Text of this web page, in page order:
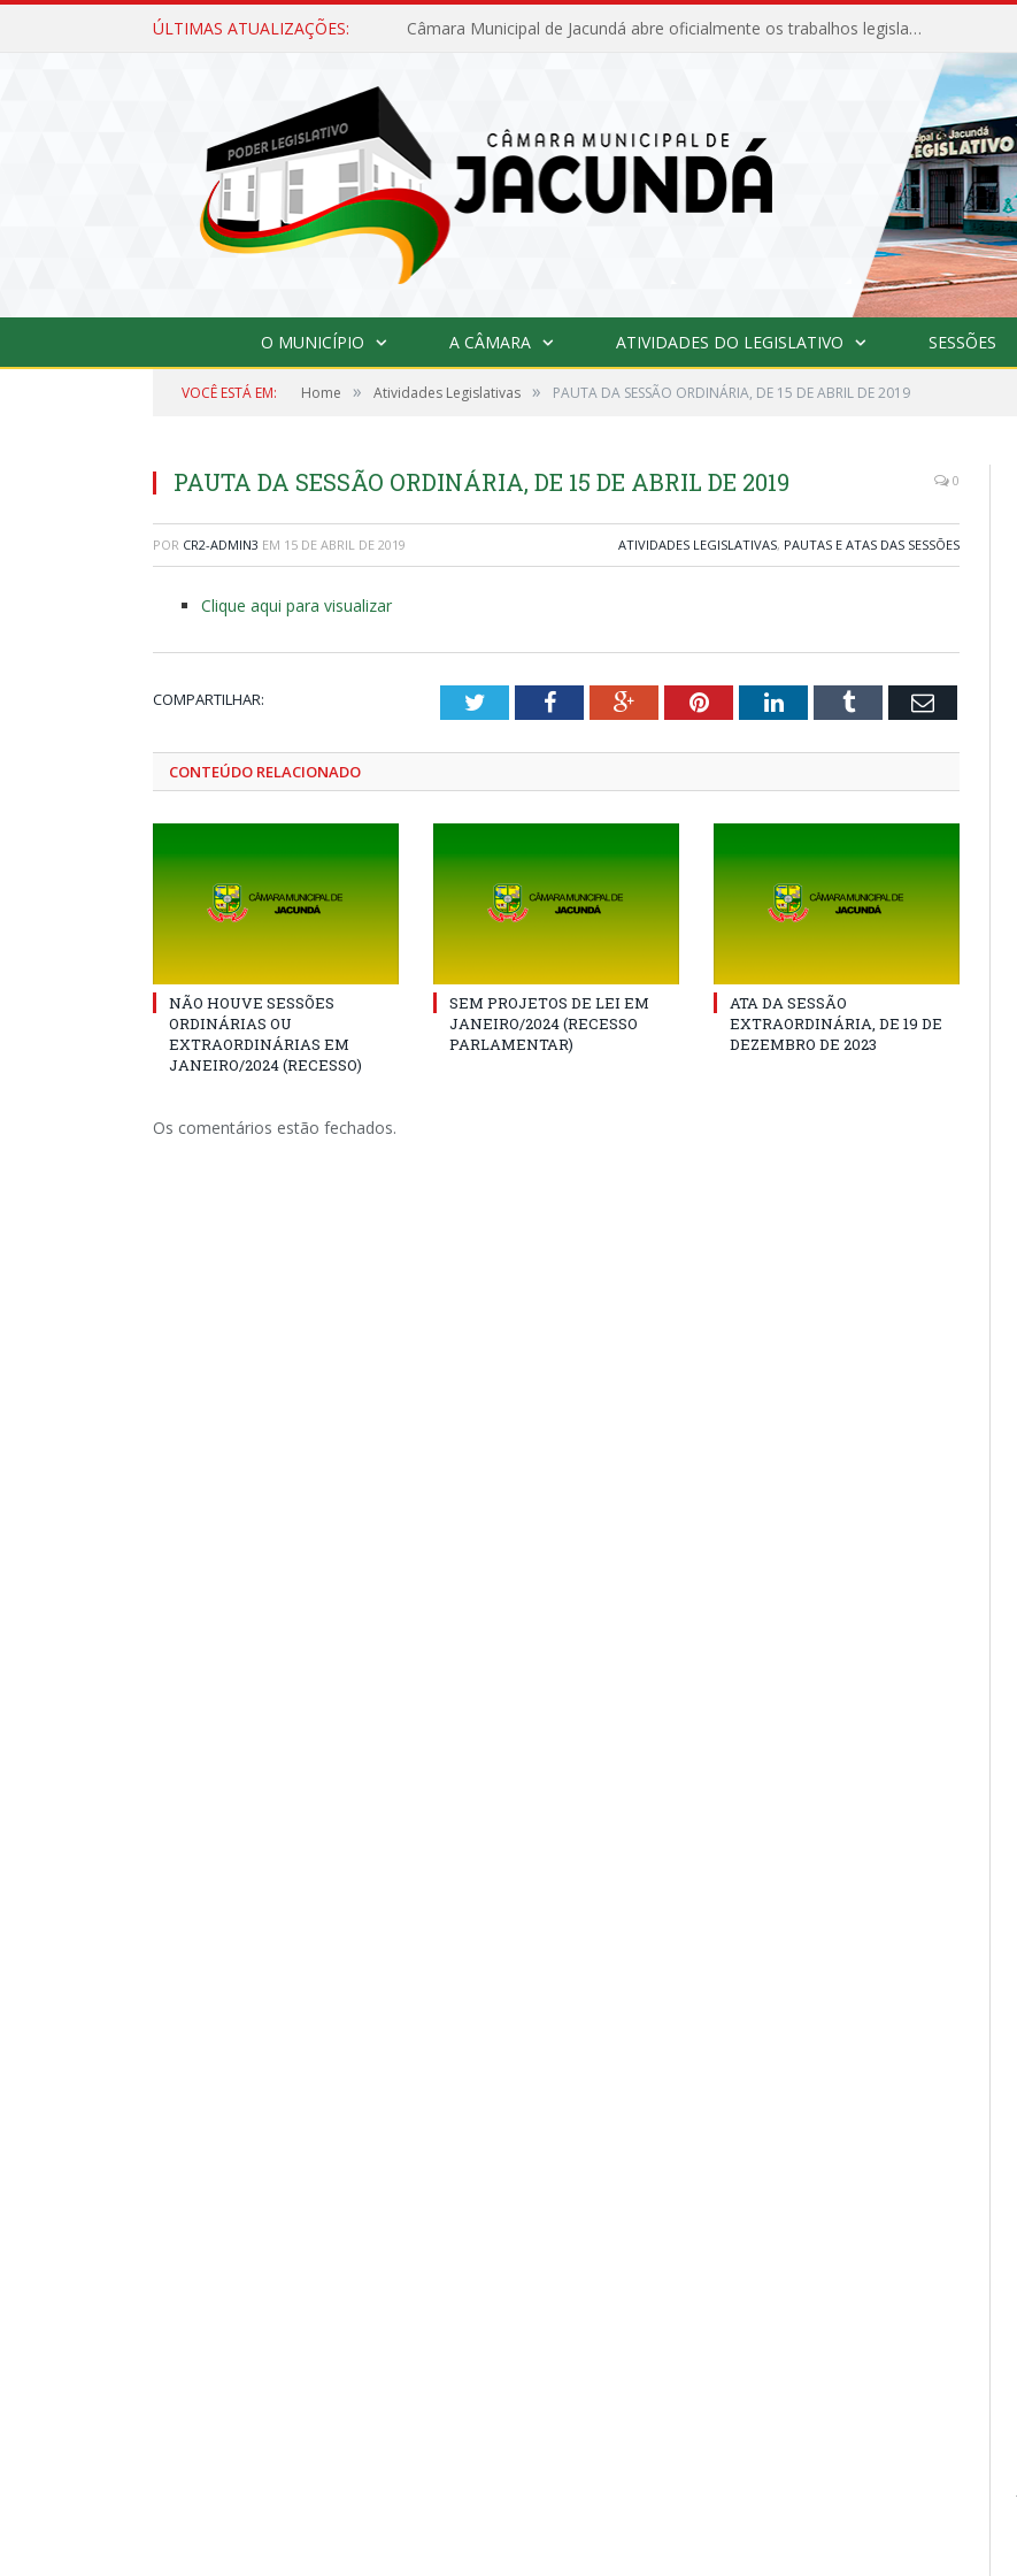
ÚLTIMAS ATUALIZAÇÕES: Câmara Municipal de Jacundá abre oficialmente os trabalhos legislativos de 2026
O MUNICÍPIO A CÂMARA ATIVIDADES DO LEGISLATIVO SESSÕES
VOCÊ ESTÁ EM: Home » Atividades Legislativas » PAUTA DA SESSÃO ORDINÁRIA, DE 15 DE ABRIL DE 2019
PAUTA DA SESSÃO ORDINÁRIA, DE 15 DE ABRIL DE 2019 0
POR CR2-ADMIN3 EM 15 DE ABRIL DE 2019 ATIVIDADES LEGISLATIVAS, PAUTAS E ATAS DAS SESSÕES
Clique aqui para visualizar
COMPARTILHAR: TwitterFacebookGoogle+PinterestLinkedInTumblr Email
CONTEÚDO RELACIONADO
NÃO HOUVE SESSÕES
ORDINÁRIAS OU
EXTRAORDINÁRIAS EM
JANEIRO/2024 (RECESSO)
SEM PROJETOS DE LEI EM
JANEIRO/2024 (RECESSO
PARLAMENTAR)
ATA DA SESSÃO
EXTRAORDINÁRIA, DE 19 DE
DEZEMBRO DE 2023
Os comentários estão fechados.